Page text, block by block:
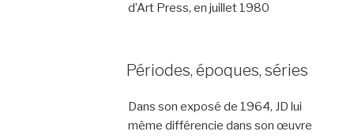
d’Art Press, en juillet 1980
Périodes, époques, séries
Dans son exposé de 1964, JD lui
même différencie dans son œuvre